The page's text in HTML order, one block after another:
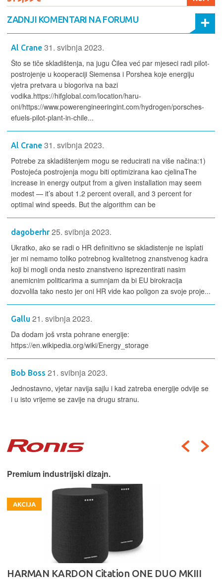
ZADNJI KOMENTARI NA FORUMU
Al Crane 31. svibnja 2023.
Što se tiče skladištenja, na jugu Čilea već par mjeseci radi pilot-
postrojenje u kooperaciji Siemensa i Porshea koje energiju
vjetra pretvara u biogoriva na bazi
vodika.https://hifglobal.com/location/haru-
oni/https://www.powerengineeringint.com/hydrogen/porsches-
efuels-pilot-plant-in-chile...
Al Crane 31. svibnja 2023.
Potrebe za skladištenjem mogu se reducirati na više načina:1)
Postojeća postrojenja mogu biti optimizirana kao cjelinaThe
increase in energy output from a given installation may seem
modest — it’s about 1.2 percent overall, and 3 percent for
optimal wind speeds. But the algorithm can be
dagoberhr 25. svibnja 2023.
Ukratko, ako se radi o HR definitivno se skladistenje ne isplati
jer mi nemamo toliko potrebnog kvalitetnog znanstvenog kadra
koji bi mogli onda nesto znanstveno isprezentirati nasim
anemicnim politicarima a sumnjam da bi EU birokracija
dozvolila tako nesto jer oni HR vide kao poligon za svoje proje...
Gallu 21. svibnja 2023.
Da dodam još vrsta pohrane energije:
https://en.wikipedia.org/wiki/Energy_storage
Bob Boss 21. svibnja 2023.
Jednostavno, vjetar navija sajlu i kad zatreba energije odvije se
i u isto vrijeme se zavije na drugu stranu.
Premium industrijski dizajn.
AKCIJA
HARMAN KARDON Citation ONE DUO MKIII